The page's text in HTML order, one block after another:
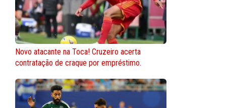
Novo atacante na Toca! Cruzeiro acerta
contratação de craque por empréstimo.